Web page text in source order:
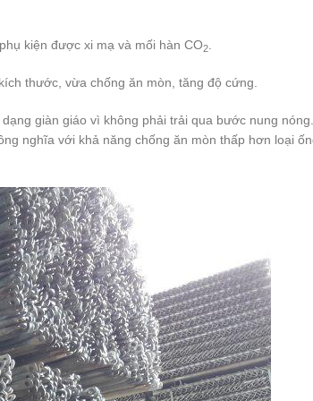
kiện được xi mạ và mối hàn CO2.
thước, vừa chống ăn mòn, tăng độ cứng.
giàn giáo vì không phải trải qua bước nung nóng.
nghĩa với khả năng chống ăn mòn thấp hơn loại